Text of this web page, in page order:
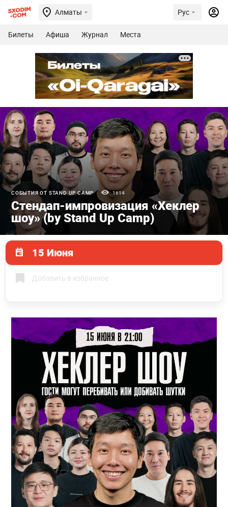
Алматы Рус
Билеты Афиша Журнал Места
СОБЫТИЯ ОТ STAND UP CAMP 1614
Стендап-импровизация «Хеклер
шоу» (by Stand Up Camp)
15 Июня
Добавить в избранное